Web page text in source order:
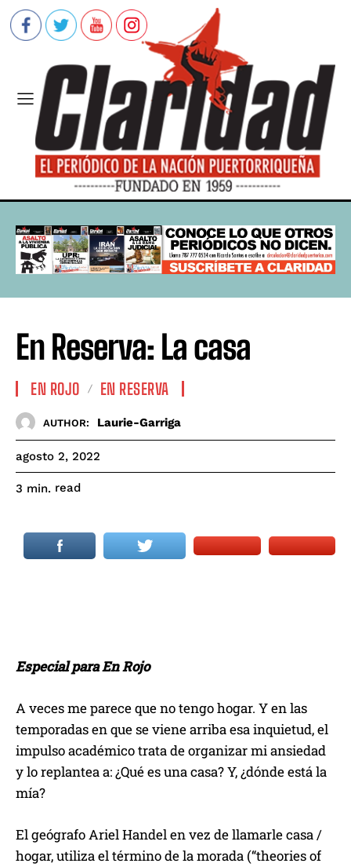
En Reserva: La casa
EN ROJO EN RESERVA
AUTHOR: Laurie-Garriga
agosto 2, 2022
3 min. read
Especial para En Rojo
A veces me parece que no tengo hogar. Y en las
temporadas en que se viene arriba esa inquietud, el
impulso académico trata de organizar mi ansiedad
y lo replantea a: ¿Qué es una casa? Y, ¿dónde está la
mía?
El geógrafo Ariel Handel en vez de llamarle casa /
hogar, utiliza el término de la morada (“theories of